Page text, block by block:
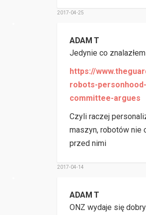
2017-04-25
ADAM T
Jedynie co
https://
robots-
committee-argues
Czyli raczej
maszyn, robotów nie
przed nimi
2017-04-14
ADAM T
ONZ wydaje się